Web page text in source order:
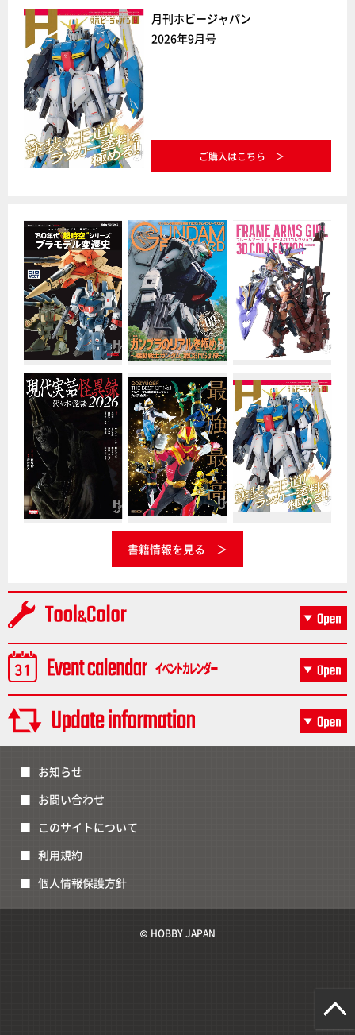
月刊ホビージャパン
2026年9月号
ご購入はこちら
書籍情報を見る
お知らせ
お問い合わせ
このサイトについて
利用規約
個人情報保護方針
© HOBBY JAPAN